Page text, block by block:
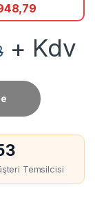
+ Kdv
Temsilcisi